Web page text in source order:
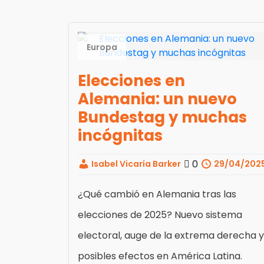
Europa
Elecciones en
Alemania: un nuevo
Bundestag y muchas
incógnitas
Isabel Vicaría Barker 0 29/04/
¿Qué cambió en Alemania tras las
elecciones de 2025? Nuevo sistema
electoral, auge de la extrema derecha y
posibles efectos en América Latina.